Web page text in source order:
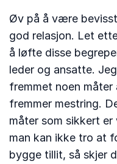
Øv på å være
god relasjon. Let
å løfte disse
leder og ansatte.
fremmet noen måter
fremmer mestring.
måter som sikkert
man kan ikke tro at
bygge tillit, så skjer